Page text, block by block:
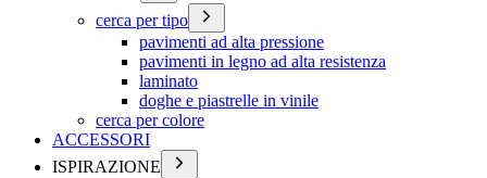
cerca per tipo
pavimenti ad alta pressione
pavimenti in legno ad alta resistenza
laminato
doghe e piastrelle in vinile
cerca per colore
ACCESSORI
ISPIRAZIONE